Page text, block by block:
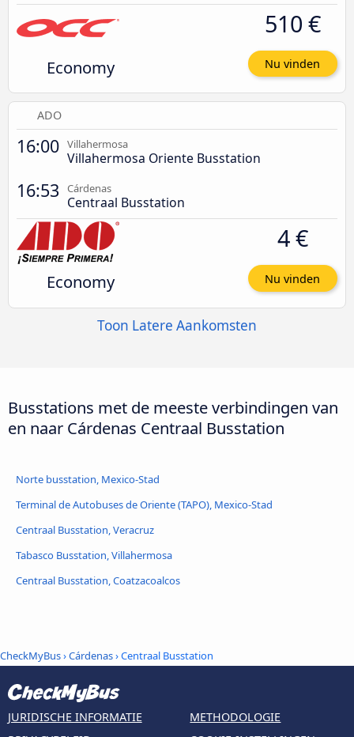
Economy
510 €
Nu vinden
ADO
16:00 Villahermosa
Villahermosa Oriente Busstation
16:53 Cárdenas
Centraal Busstation
Economy
4 €
Nu vinden
Toon Latere Aankomsten
Busstations met de meeste verbindingen van
en naar Cárdenas Centraal Busstation
Norte busstation, Mexico-Stad
Terminal de Autobuses de Oriente (TAPO), Mexico-Stad
Centraal Busstation, Veracruz
Tabasco Busstation, Villahermosa
Centraal Busstation, Coatzacoalcos
CheckMyBus›Cárdenas› Centraal Busstation
JURIDISCHE INFORMATIE
METHODOLOGIE